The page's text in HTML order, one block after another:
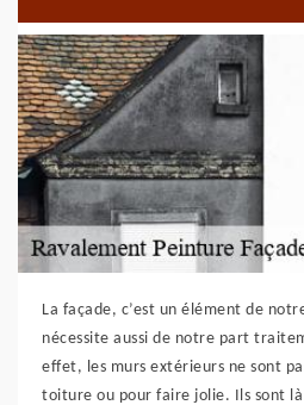
La façade, c’est un élément de
nécessite aussi de notre part
effet, les murs extérieurs ne sont
toiture ou pour faire jolie. Ils sont